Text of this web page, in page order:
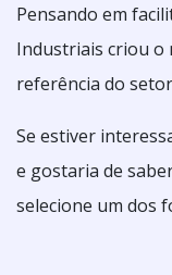
Pensando em
Industriais criou o
referência do
Se estiver
e gostaria de
selecione um dos